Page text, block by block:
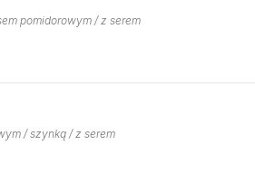
pomidorowym / z serem
/ szynką / z serem